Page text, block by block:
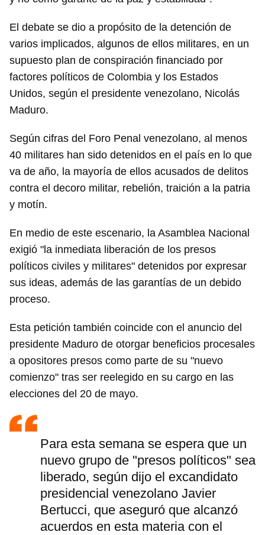
El debate se dio a propósito de la detención de
varios implicados, algunos de ellos militares, en un
supuesto plan de conspiración financiado por
factores políticos de Colombia y los Estados
Unidos, según el presidente venezolano, Nicolás
Maduro.
Según cifras del Foro Penal venezolano, al menos
40 militares han sido detenidos en el país en lo que
va de año, la mayoría de ellos acusados de delitos
contra el decoro militar, rebelión, traición a la patria
y motín.
En medio de este escenario, la Asamblea Nacional
exigió "la inmediata liberación de los presos
políticos civiles y militares" detenidos por expresar
sus ideas, además de las garantías de un debido
proceso.
Esta petición también coincide con el anuncio del
presidente Maduro de otorgar beneficios procesales
a opositores presos como parte de su "nuevo
comienzo" tras ser reelegido en su cargo en las
elecciones del 20 de mayo.
Para esta semana se espera que un
nuevo grupo de "presos políticos" sea
liberado, según dijo el excandidato
presidencial venezolano Javier
Bertucci, que aseguró que alcanzó
acuerdos en esta materia con el